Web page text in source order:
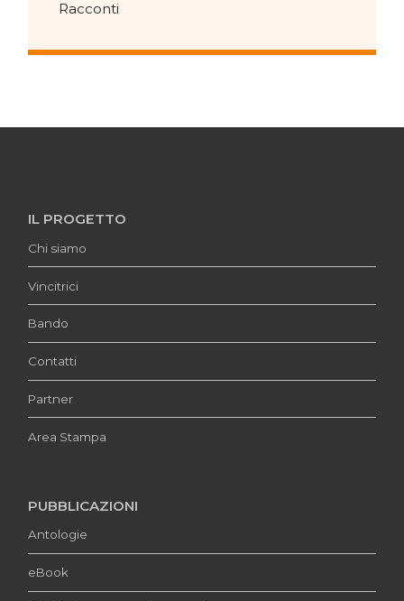
Racconti
IL PROGETTO
Chi siamo
Vincitrici
Bando
Contatti
Partner
Area Stampa
PUBBLICAZIONI
Antologie
eBook